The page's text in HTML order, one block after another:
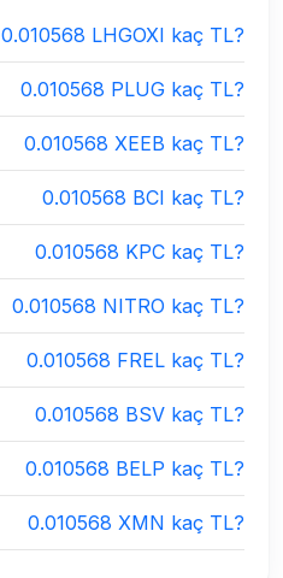
0.010568 LHGOXI kaç TL?
0.010568 PLUG kaç TL?
0.010568 XEEB kaç TL?
0.010568 BCI kaç TL?
0.010568 KPC kaç TL?
0.010568 NITRO kaç TL?
0.010568 FREL kaç TL?
0.010568 BSV kaç TL?
0.010568 BELP kaç TL?
0.010568 XMN kaç TL?